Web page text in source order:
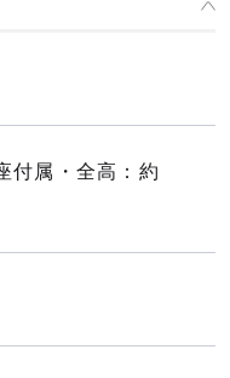
付属・全高：約